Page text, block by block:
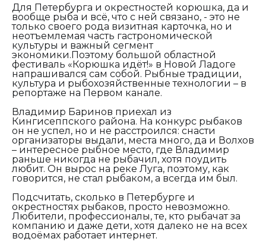
Для Петербурга и окрестностей корюшка, да и
вообще рыба и всё, что с ней связано, - это не
только своего рода визитная карточка, но и
неотъемлемая часть гастрономической
культуры и важный сегмент
экономики.Поэтому большой областной
фестиваль «Корюшка идёт!» в Новой Ладоге
напрашивался сам собой. Рыбные традиции,
культура и рыбохозяйственные технологии – в
репортаже на Первом канале.
Владимир Баринов приехал из
Кингисеппского района. На конкурс рыбаков
он не успел, но и не расстроился: снасти
организаторы выдали, места много, да и Волхов
– интересное рыбное место, где Владимир
раньше никогда не рыбачил, хотя поудить
любит. Он вырос на реке Луга, поэтому, как
говорится, не стал рыбаком, а всегда им был.
Подсчитать, сколько в Петербурге и
окрестностях рыбаков, просто невозможно.
Любители, профессионалы, те, кто рыбачат за
компанию и даже дети, хотя далеко не на всех
водоёмах работает интернет.